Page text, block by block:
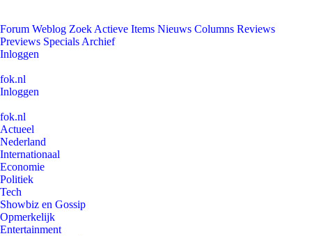
Forum Weblog Zoek Actieve Items Nieuws Columns Reviews
Previews Specials Archief
Inloggen
fok.nl
Inloggen
fok.nl
Actueel
Nederland
Internationaal
Economie
Politiek
Tech
Showbiz en Gossip
Opmerkelijk
Entertainment